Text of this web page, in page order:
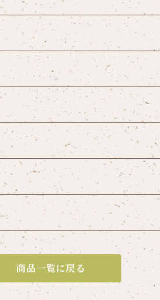
商品一覧に戻る